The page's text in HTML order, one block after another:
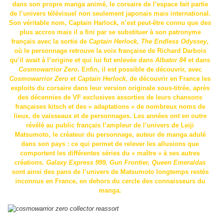
dans son propre manga animé, le corsaire de l’espace fait partie
de l’univers télévisuel non seulement japonais mais international.
Son véritable nom, Captain Harlock, n’est peut-être connu que des
plus accros mais il a fini par se substituer à son patronyme
français avec la sortie de Captain Herlock, The Endless Odyssey,
où le personnage retrouve la voix française de Richard Darbois
qu’il avait à l’origine et qui lui fut enlevée dans Albator 84 et dans
Cosmowarrior Zero. Enfin, il est possible de découvrir, avec
Cosmowarrior Zero et Captain Herlock, de découvrir en France les
exploits du corsaire dans leur version originale sous-titrée, après
des décennies de VF exclusives assorties de leurs chansons
françaises kitsch et des « adaptations » de nombreux noms de
lieux, de vaisseaux et de personnages. Les années ont en outre
révélé au public français l’ampleur de l’univers de Leiji
Matsumoto, le créateur du personnage, auteur de manga adulé
dans son pays : ce qui permet de relever les allusions que
comportent les différentes séries du « maître » à ses autres
créations. Galaxy Express 999, Gun Frontier, Queen Emeraldas
sont ainsi des pans de l’univers de Matsumoto longtemps restés
inconnus en France, en dehors du cercle des connaisseurs du
manga.